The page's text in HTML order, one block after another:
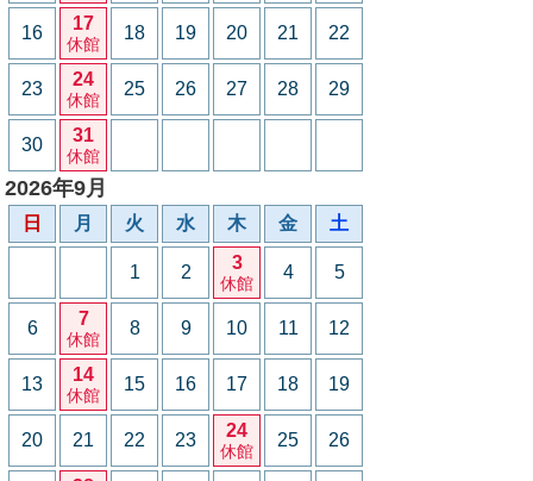
16 17
休館
18 19 20 21 22
23 24
休館
25 26 27 28 29
30 31
休館
2026年9月
日 月 火 水 木 金 土
1 2 3
休館
4 5
6 7
休館
8 9 10 11 12
13 14
休館
15 16 17 18 19
20 21 22 23 24
休館
25 26